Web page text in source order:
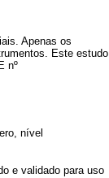
Apenas os
Este estudo
nº
nível
e validado para uso